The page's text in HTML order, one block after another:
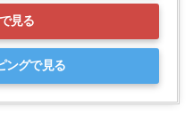
見る
ングで見る